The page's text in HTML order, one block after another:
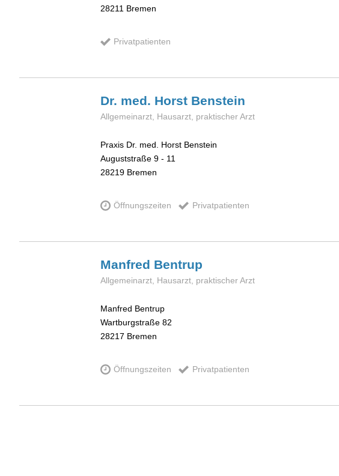
28211 Bremen
Privatpatienten
Dr. med. Horst Benstein
Allgemeinarzt, Hausarzt, praktischer Arzt
Praxis Dr. med. Horst Benstein
Auguststraße 9 - 11
28219 Bremen
Öffnungszeiten Privatpatienten
Manfred Bentrup
Allgemeinarzt, Hausarzt, praktischer Arzt
Manfred Bentrup
Wartburgstraße 82
28217 Bremen
Öffnungszeiten Privatpatienten